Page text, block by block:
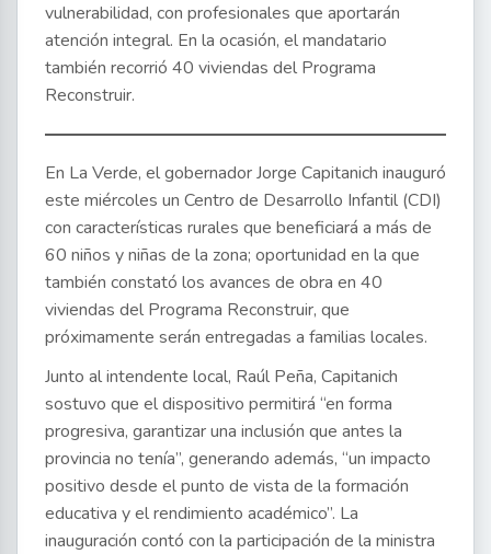
vulnerabilidad, con profesionales que aportarán
atención integral. En la ocasión, el mandatario
también recorrió 40 viviendas del Programa
Reconstruir.
En La Verde, el gobernador Jorge Capitanich inauguró
este miércoles un Centro de Desarrollo Infantil (CDI)
con características rurales que beneficiará a más de
60 niños y niñas de la zona; oportunidad en la que
también constató los avances de obra en 40
viviendas del Programa Reconstruir, que
próximamente serán entregadas a familias locales.
Junto al intendente local, Raúl Peña, Capitanich
sostuvo que el dispositivo permitirá “en forma
progresiva, garantizar una inclusión que antes la
provincia no tenía”, generando además, “un impacto
positivo desde el punto de vista de la formación
educativa y el rendimiento académico”. La
inauguración contó con la participación de la ministra